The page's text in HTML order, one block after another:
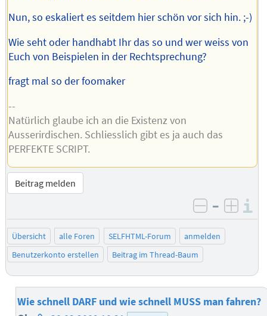
Nun, so eskaliert es seitdem hier schön vor sich hin. ;-)
Wie seht oder handhabt Ihr das so und wer weiss von
Euch von Beispielen in der Rechtsprechung?
fragt mal so der foomaker
--
Natürlich glaube ich an die Existenz von
Ausserirdischen. Schliesslich gibt es ja auch das
PERFEKTE SCRIPT.
Beitrag melden
negativ
–
Übersicht alle Foren SELFHTML-Forum
anmelden
Benutzerkonto erstellen
Beitrag im Thread-Baum
Wie schnell DARF und wie schnell MUSS man fahren?